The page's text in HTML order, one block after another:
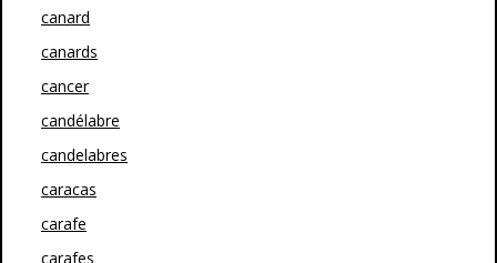
canard
canards
cancer
candélabre
candelabres
caracas
carafe
carafes